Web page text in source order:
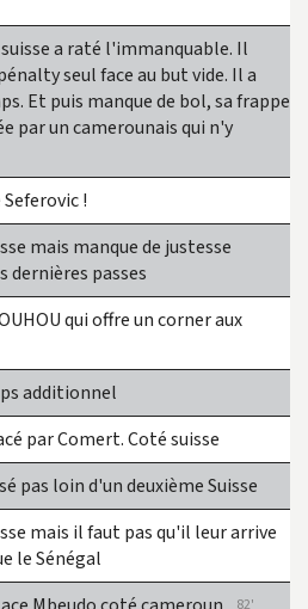
82'
mais il faut pas qu'il leur arrive
le Sénégal
pas loin d'un deuxième Suisse
par Comert. Coté suisse
additionnel
qui offre un corner aux
mais manque de justesse
dernières passes
!
a raté l'immanquable. Il
seul face au but vide. Il a
Et puis manque de bol, sa frappe
par un camerounais qui n'y